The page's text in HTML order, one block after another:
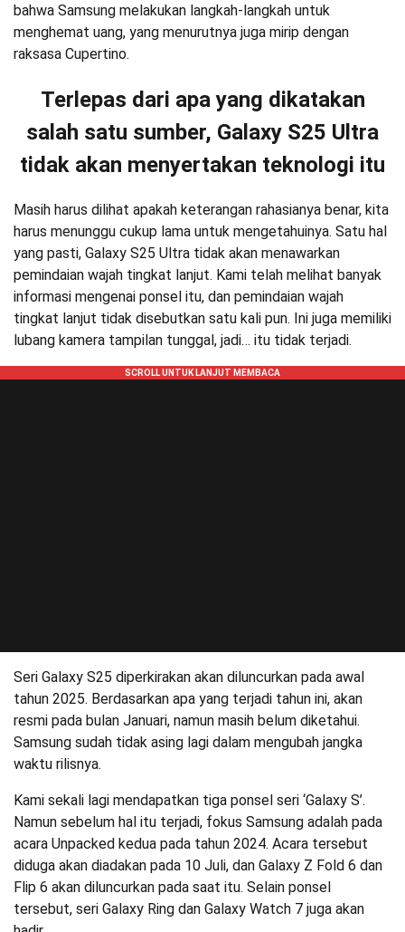
bahwa Samsung melakukan langkah-langkah untuk
menghemat uang, yang menurutnya juga mirip dengan
raksasa Cupertino.
Terlepas dari apa yang dikatakan
salah satu sumber, Galaxy S25 Ultra
tidak akan menyertakan teknologi itu
Masih harus dilihat apakah keterangan rahasianya benar, kita
harus menunggu cukup lama untuk mengetahuinya. Satu hal
yang pasti, Galaxy S25 Ultra tidak akan menawarkan
pemindaian wajah tingkat lanjut. Kami telah melihat banyak
informasi mengenai ponsel itu, dan pemindaian wajah
tingkat lanjut tidak disebutkan satu kali pun. Ini juga memiliki
lubang kamera tampilan tunggal, jadi… itu tidak terjadi.
Seri Galaxy S25 diperkirakan akan diluncurkan pada awal
tahun 2025. Berdasarkan apa yang terjadi tahun ini, akan
resmi pada bulan Januari, namun masih belum diketahui.
Samsung sudah tidak asing lagi dalam mengubah jangka
waktu rilisnya.
Kami sekali lagi mendapatkan tiga ponsel seri ‘Galaxy S’.
Namun sebelum hal itu terjadi, fokus Samsung adalah pada
acara Unpacked kedua pada tahun 2024. Acara tersebut
diduga akan diadakan pada 10 Juli, dan Galaxy Z Fold 6 dan
Flip 6 akan diluncurkan pada saat itu. Selain ponsel
tersebut, seri Galaxy Ring dan Galaxy Watch 7 juga akan